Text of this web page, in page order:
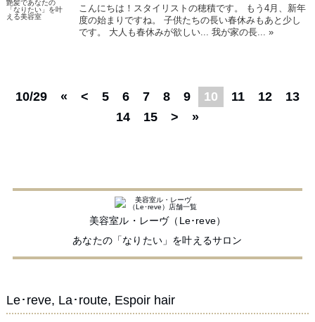
こんにちは！スタイリストの穂積です。 もう4月、新年
度の始まりですね。 子供たちの長い春休みもあと少し
です。 大人も春休みが欲しい... 我が家の長...
»
10/29 « < 5 6 7 8 9 10 11 12
13
14
15 > »
美容室ル・レーヴ（Le･reve）
あなたの「なりたい」を叶えるサロン
Le･reve, La･route, Espoir hair